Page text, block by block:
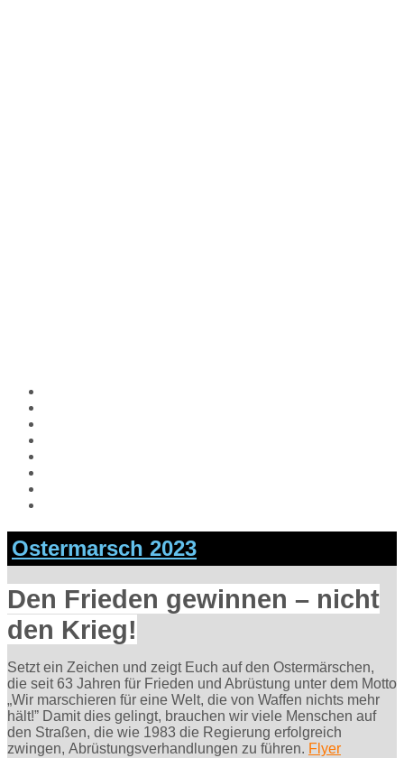
Ostermarsch 2023
Den Frieden gewinnen – nicht
den Krieg!
Setzt ein Zeichen und zeigt Euch auf den Ostermärschen,
die seit 63 Jahren für Frieden und Abrüstung unter dem Motto
„Wir marschieren für eine Welt, die von Waffen nichts mehr
hält!ˮ Damit dies gelingt, brauchen wir viele Menschen auf
den Straßen, die wie 1983 die Regierung erfolgreich
zwingen, Abrüstungsverhandlungen zu führen. Flyer